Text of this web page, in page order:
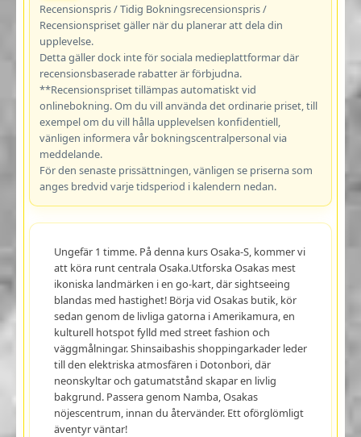
Recensionspris / Tidig Bokningsrecensionspris /
Recensionspriset gäller när du planerar att dela din
upplevelse.
Detta gäller dock inte för sociala medieplattformar där
recensionsbaserade rabatter är förbjudna.
**Recensionspriset tillämpas automatiskt vid
onlinebokning. Om du vill använda det ordinarie priset, till
exempel om du vill hålla upplevelsen konfidentiell,
vänligen informera vår bokningscentralpersonal via
meddelande.
För den senaste prissättningen, vänligen se priserna som
anges bredvid varje tidsperiod i kalendern nedan.
Ungefär 1 timme. På denna kurs Osaka-S, kommer vi
att köra runt centrala Osaka.Utforska Osakas mest
ikoniska landmärken i en go-kart, där sightseeing
blandas med hastighet! Börja vid Osakas butik, kör
sedan genom de livliga gatorna i Amerikamura, en
kulturell hotspot fylld med street fashion och
väggmålningar. Shinsaibashis shoppingarkader leder
till den elektriska atmosfären i Dotonbori, där
neonskyltar och gatumatstånd skapar en livlig
bakgrund. Passera genom Namba, Osakas
nöjescentrum, innan du återvänder. Ett oförglömligt
äventyr väntar!